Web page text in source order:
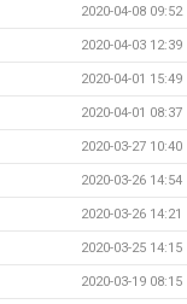
2020-04-08 09:52
2020-04-03 12:39
2020-04-01 15:49
2020-04-01 08:37
2020-03-27 10:40
2020-03-26 14:54
2020-03-26 14:21
2020-03-25 14:15
2020-03-19 08:15